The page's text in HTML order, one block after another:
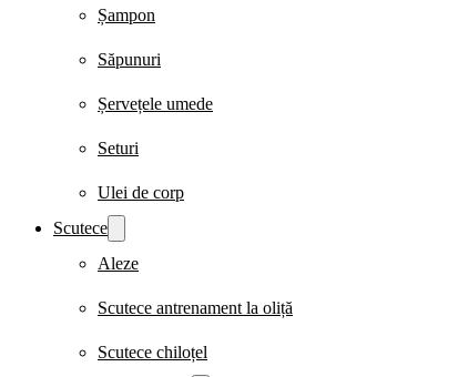
Șampon
Săpunuri
Șervețele umede
Seturi
Ulei de corp
Scutece
Aleze
Scutece antrenament la oliță
Scutece chiloțel